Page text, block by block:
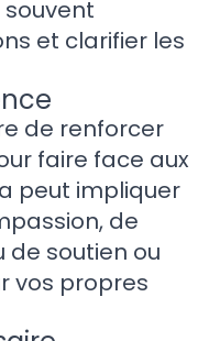
et clarifier les
de renforcer
faire face aux
peut impliquer
de
de soutien ou
vos propres